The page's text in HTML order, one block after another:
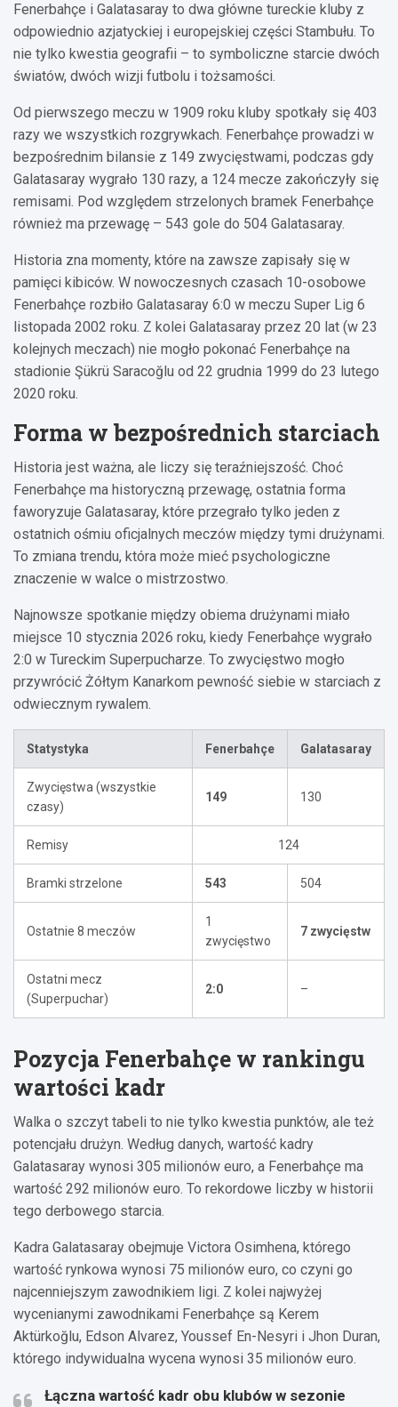
Fenerbahçe i Galatasaray to dwa główne tureckie kluby z
odpowiednio azjatyckiej i europejskiej części Stambułu. To
nie tylko kwestia geografii – to symboliczne starcie dwóch
światów, dwóch wizji futbolu i tożsamości.
Od pierwszego meczu w 1909 roku kluby spotkały się 403
razy we wszystkich rozgrywkach. Fenerbahçe prowadzi w
bezpośrednim bilansie z 149 zwycięstwami, podczas gdy
Galatasaray wygrało 130 razy, a 124 mecze zakończyły się
remisami. Pod względem strzelonych bramek Fenerbahçe
również ma przewagę – 543 gole do 504 Galatasaray.
Historia zna momenty, które na zawsze zapisały się w
pamięci kibiców. W nowoczesnych czasach 10-osobowe
Fenerbahçe rozbiło Galatasaray 6:0 w meczu Super Lig 6
listopada 2002 roku. Z kolei Galatasaray przez 20 lat (w 23
kolejnych meczach) nie mogło pokonać Fenerbahçe na
stadionie Şükrü Saracoğlu od 22 grudnia 1999 do 23 lutego
2020 roku.
Forma w bezpośrednich starciach
Historia jest ważna, ale liczy się teraźniejszość. Choć
Fenerbahçe ma historyczną przewagę, ostatnia forma
faworyzuje Galatasaray, które przegrało tylko jeden z
ostatnich ośmiu oficjalnych meczów między tymi drużynami.
To zmiana trendu, która może mieć psychologiczne
znaczenie w walce o mistrzostwo.
Najnowsze spotkanie między obiema drużynami miało
miejsce 10 stycznia 2026 roku, kiedy Fenerbahçe wygrało
2:0 w Tureckim Superpucharze. To zwycięstwo mogło
przywrócić Żółtym Kanarkom pewność siebie w starciach z
odwiecznym rywalem.
Statystyka Fenerbahçe Galatasaray
Zwycięstwa (wszystkie
czasy)
149 130
Remisy 124
Bramki strzelone 543 504
Ostatnie 8 meczów
1
zwycięstwo
7 zwycięstw
Ostatni mecz
(Superpuchar)
2:0 –
Pozycja Fenerbahçe w rankingu
wartości kadr
Walka o szczyt tabeli to nie tylko kwestia punktów, ale też
potencjału drużyn. Według danych, wartość kadry
Galatasaray wynosi 305 milionów euro, a Fenerbahçe ma
wartość 292 milionów euro. To rekordowe liczby w historii
tego derbowego starcia.
Kadra Galatasaray obejmuje Victora Osimhena, którego
wartość rynkowa wynosi 75 milionów euro, co czyni go
najcenniejszym zawodnikiem ligi. Z kolei najwyżej
wycenianymi zawodnikami Fenerbahçe są Kerem
Aktürkoğlu, Edson Alvarez, Youssef En-Nesyri i Jhon Duran,
którego indywidualna wycena wynosi 35 milionów euro.
Łączna wartość kadr obu klubów w sezonie